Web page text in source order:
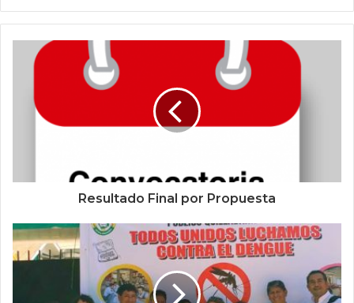
Resultado Final por Propuesta